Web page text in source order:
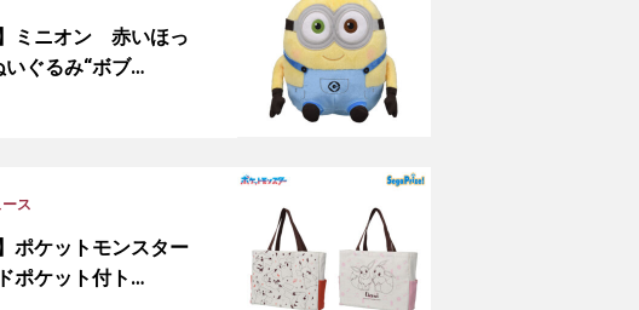
】ミニオン 赤いほっ
ぐるみ“ボブ…
ス
ポケットモンスター
ポケット付ト…